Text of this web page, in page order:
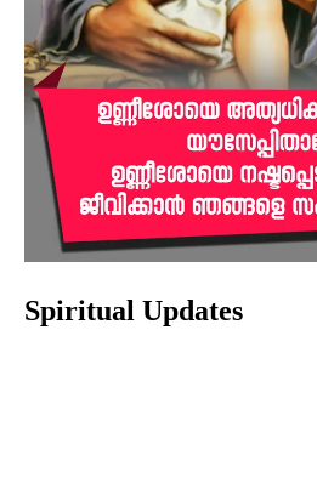
Spiritual Updates